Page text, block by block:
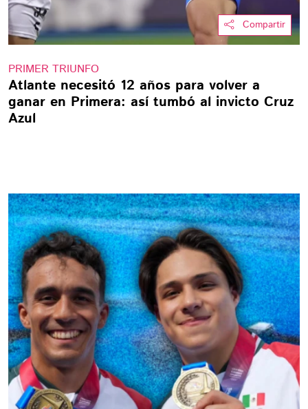
Compartir
PRIMER TRIUNFO
Atlante necesitó 12 años para volver a
ganar en Primera: así tumbó al invicto Cruz
Azul